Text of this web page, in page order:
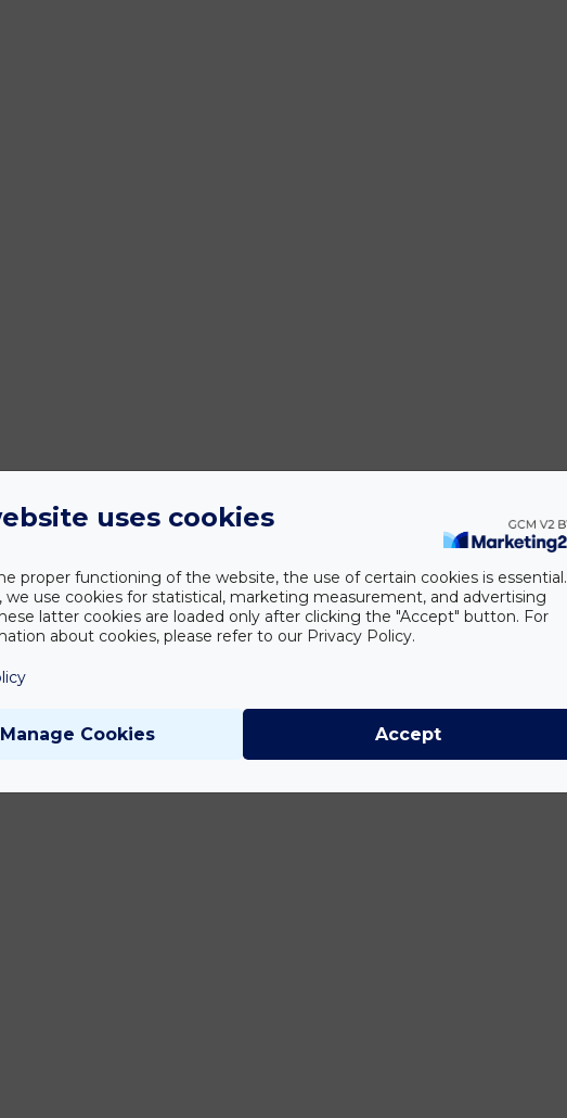
uses cookies
proper functioning of the website, the use of certain cookies is essential.
we use cookies for statistical, marketing measurement, and advertising
latter cookies are loaded only after clicking the "Accept" button. For
about cookies, please refer to our Privacy Policy.
Manage Cookies Accept